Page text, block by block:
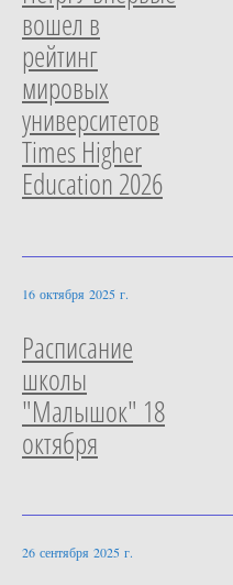
вошел в
рейтинг
мировых
университетов
Times Higher
Education 2026
16 октября 2025 г.
Расписание
школы
"Малышок" 18
октября
26 сентября 2025 г.